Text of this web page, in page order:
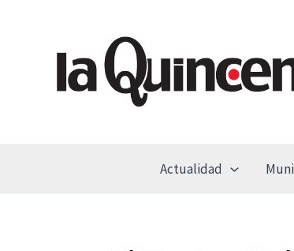
contenido
Actualidad